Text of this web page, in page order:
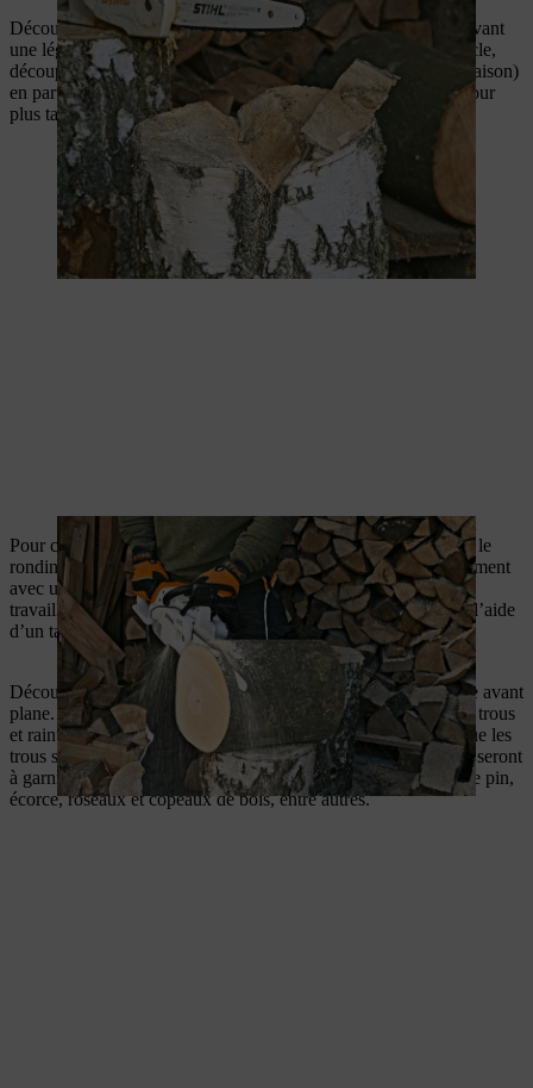
Découpez maintenant une rondelle de 4 cm d’épaisseur en suivant
une légère inclinaison, elle sera utilisée pour le toit. Pour le socle,
découpez une autre rondelle de la même épaisseur (sans inclinaison)
en partant de la base du rondin. Mettez les rondelles de côté pour
plus tard.
Pour créer la façade avant de la maison à insectes, positionnez le
rondin à la verticale et fixez-le pour qu’il reste en place, idéalement
avec une sangle à cliquet sur un chevalet de sciage. Si vous
travaillez sur une souche d’arbre, fixez le rondin sur celle-ci à l’aide
d’un tasseau.
Découpez une tranche de votre rondin pour obtenir une façade avant
plane. Sur celle-ci, marquez les zones à évider sans oublier les trous
et rainures à forer. Les rainures abriteront les papillons alors que les
trous serviront à la nidification des abeilles. Les zones évidées seront
à garnir de matériaux que les petites bêtes adorent : pommes de pin,
écorce, roseaux et copeaux de bois, entre autres.